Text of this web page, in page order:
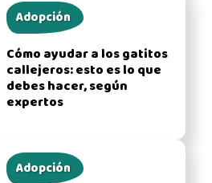
Adopción
Cómo ayudar a los gatitos
callejeros: esto es lo que
debes hacer, según
expertos
Adopción